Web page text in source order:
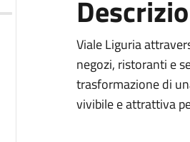
Viale Liguria
negozi, ristoranti e
trasformazione di
vivibile e attrattiva